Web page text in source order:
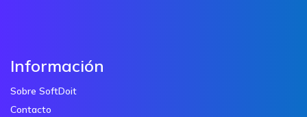
Información
Sobre SoftDoit
Contacto